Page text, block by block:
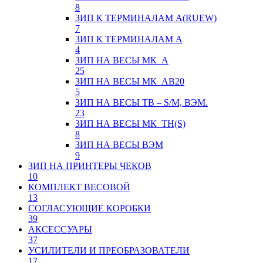
8
ЗИП К ТЕРМИНАЛАМ А(RUEW)
7
ЗИП К ТЕРМИНАЛАМ А
4
ЗИП НА ВЕСЫ МК_А
25
ЗИП НА ВЕСЫ МК_АВ20
5
ЗИП НА ВЕСЫ ТВ – S/M, ВЭМ.
23
ЗИП НА ВЕСЫ МК_ТН(S)
8
ЗИП НА ВЕСЫ ВЭМ
9
ЗИП НА ПРИНТЕРЫ ЧЕКОВ
10
КОМПЛЕКТ ВЕСОВОЙ
13
СОГЛАСУЮЩИЕ КОРОБКИ
39
АКСЕССУАРЫ
37
УСИЛИТЕЛИ И ПРЕОБРАЗОВАТЕЛИ
17